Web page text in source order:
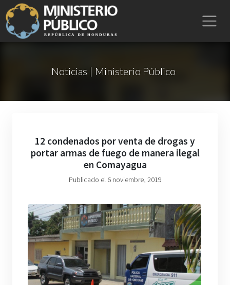
Noticias | Ministerio Público
12 condenados por venta de drogas y
portar armas de fuego de manera ilegal
en Comayagua
Publicado el 6 noviembre, 2019